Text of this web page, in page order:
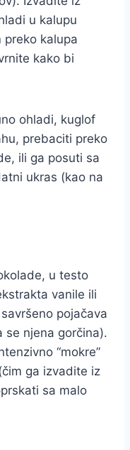
u kalupu
preko kalupa
kako bi
ohladi, kuglof
prebaciti preko
ili ga posuti sa
ukras (kao na
u testo
vanile ili
pojačava
se njena gorčina).
“mokre”
ga izvadite iz
sa malo